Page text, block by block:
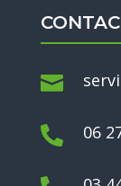

 06